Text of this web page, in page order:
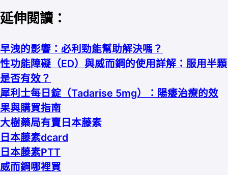
延伸閱讀：
早洩的影響：必利勁能幫助解決嗎？
性功能障礙（ED）與威而鋼的使用詳解：服用半顆
是否有效？
犀利士每日錠（Tadarise 5mg）：陽痿治療的效
果與購買指南
大樹藥局有賣日本藤素
日本藤素dcard
日本藤素PTT
威而鋼哪裡買